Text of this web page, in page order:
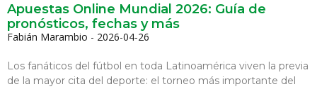
Apuestas Online Mundial 2026: Guía de
pronósticos, fechas y más
Fabián Marambio 2026-04-26
Los fanáticos del fútbol en toda Latinoamérica viven la previa
de la mayor cita del deporte: el torneo más importante del